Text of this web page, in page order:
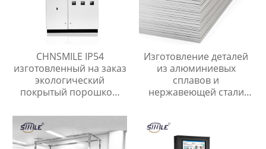
CHNSMILE IP54
изготовленный на заказ
экологический
покрытый порошком
металлический шкаф
управления
Изготовление деталей
из алюминиевых
сплавов и
нержавеющей стали
листового металла